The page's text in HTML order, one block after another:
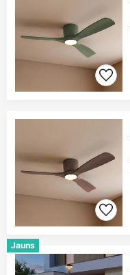
Jauns